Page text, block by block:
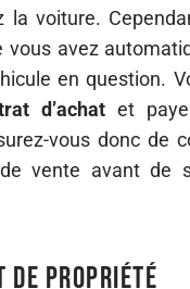
la voiture.
vous avez
en question.
d’achat et
vous donc de
vente avant de
propriété